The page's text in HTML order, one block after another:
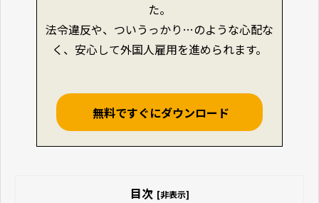
た。
法令違反や、ついうっかり…のような心配な
く、安心して外国人雇用を進められます。
無料ですぐにダウンロード
目次 [非表示]